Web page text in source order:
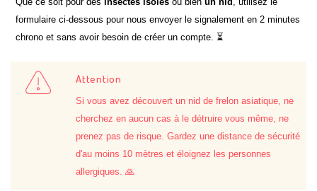
formulaire ci-dessous pour nous envoyer le signalement en 2 minutes
chrono et sans avoir besoin de créer un compte. ⏳
Attention
Si vous avez découvert un nid de frelon asiatique, ne
cherchez en aucun cas à le détruire vous même, ne
prenez pas de risque. Gardez une distance de sécurité
d'au moins 10 mètres et éloignez les personnes
allergiques. 🙏